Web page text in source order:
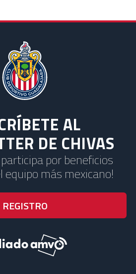
AL
DE CHIVAS
por beneficios
equipo más mexicano!